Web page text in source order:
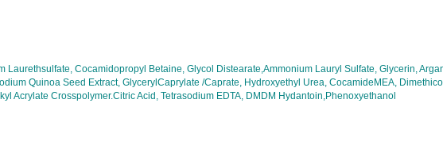
Laurethsulfate, Cocamidopropyl Betaine, Glycol Distearate,Ammonium Lauryl Sulfate, Glycerin,
Quinoa Seed Extract, GlycerylCaprylate /Caprate, Hydroxyethyl Urea, CocamideMEA,
Acrylate Crosspolymer.Citric Acid, Tetrasodium EDTA, DMDM Hydantoin,Phenoxyethanol